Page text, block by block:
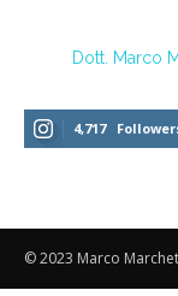
Dott. Marco
4,717
© 2023 Marco